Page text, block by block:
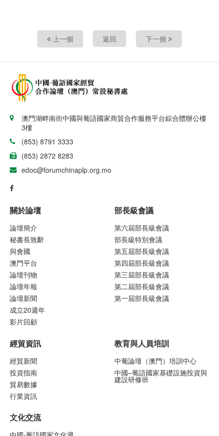
上一個 返回 下一個
澳門湖畔南街中國與葡語國家商貿合作服務平台綜合體辦公樓
3樓
(853) 8791 3333
(853) 2872 8283
edoc@forumchinaplp.org.mo
關於論壇
論壇簡介
秘書長致辭
與會國
澳門平台
論壇刊物
論壇年報
論壇新聞
成立20週年
影片回顧
部長級會議
第六屆部長級會議
部長級特別會議
第五屆部長級會議
第四屆部長級會議
第三屆部長級會議
第二屆部長級會議
第一屆部長級會議
經貿資訊
經貿新聞
投資指南
貿易數據
行業資訊
文化交流
教育與人員培訓
中葡論壇（澳門）培訓中心
中國–葡語國家基礎設施投資與
建設研修班